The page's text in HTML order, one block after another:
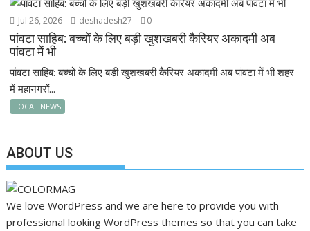
Jul 26, 2026 deshadesh27 0
पांवटा साहिब: बच्चों के लिए बड़ी खुशखबरी कैरियर अकादमी अब
पांवटा में भी
पांवटा साहिब: बच्चों के लिए बड़ी खुशखबरी कैरियर अकादमी अब पांवटा में भी शहर
में महानगरों...
LOCAL NEWS
ABOUT US
We love WordPress and we are here to provide you with
professional looking WordPress themes so that you can take